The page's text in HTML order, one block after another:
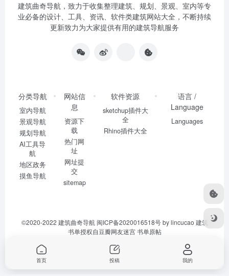
建筑曲奇导航 ，致力于收集整理建筑、规划、景观、室内等专
业必备的设计、工具、资讯、软件类建筑网站大全，不断持续
更新致力为大家提供有用的建筑导航服务
分类导航
室内导航
景观导航
规划导航
AI工具导
航
地区政务
摸鱼导航
网站信
息
资源下
载
热门网
址
网址提
交
sitemap
软件资源
sketchup插件大
全
Rhino插件大全
语言 /
Language
Languages
©2020-2022 建筑曲奇导航 闽ICP备2020016518号by lincucao 建筑
书单授权自豆瓣网友迷宫书单原帖
首页 投稿 我的